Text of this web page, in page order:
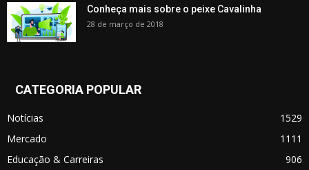
Conheça mais sobre o peixe Cavalinha
28 de março de 2018
CATEGORIA POPULAR
Notícias
1529
Mercado
1111
Educação & Carreiras
906